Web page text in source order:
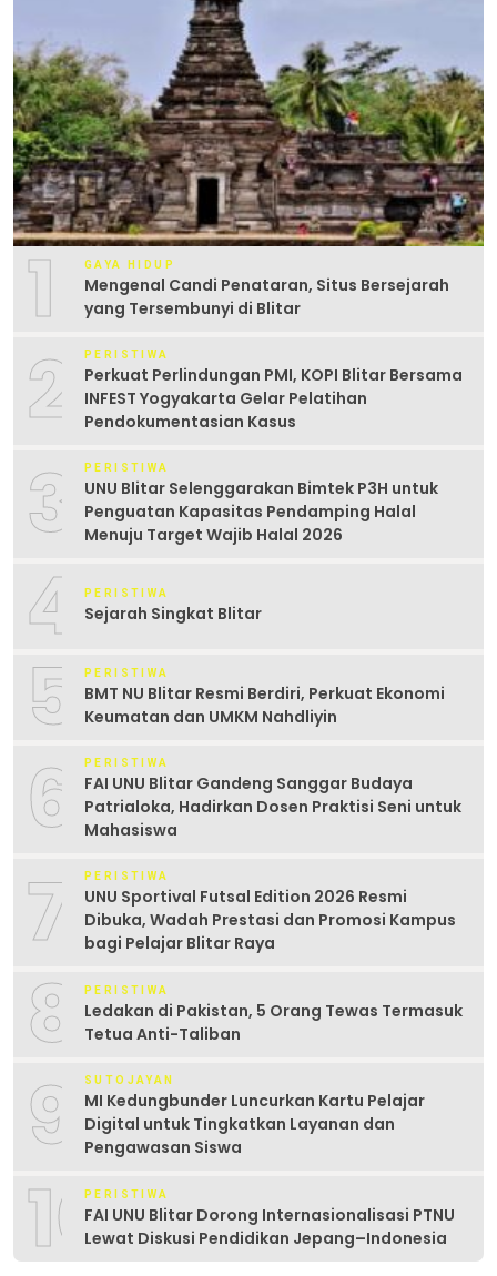
1 GAYA HIDUP
Mengenal Candi Penataran, Situs Bersejarah
yang Tersembunyi di Blitar
2 PERISTIWA
Perkuat Perlindungan PMI, KOPI Blitar Bersama
INFEST Yogyakarta Gelar Pelatihan
Pendokumentasian Kasus
3 PERISTIWA
UNU Blitar Selenggarakan Bimtek P3H untuk
Penguatan Kapasitas Pendamping Halal
Menuju Target Wajib Halal 2026
4 PERISTIWA
Sejarah Singkat Blitar
5 PERISTIWA
BMT NU Blitar Resmi Berdiri, Perkuat Ekonomi
Keumatan dan UMKM Nahdliyin
6 PERISTIWA
FAI UNU Blitar Gandeng Sanggar Budaya
Patrialoka, Hadirkan Dosen Praktisi Seni untuk
Mahasiswa
7 PERISTIWA
UNU Sportival Futsal Edition 2026 Resmi
Dibuka, Wadah Prestasi dan Promosi Kampus
bagi Pelajar Blitar Raya
8 PERISTIWA
Ledakan di Pakistan, 5 Orang Tewas Termasuk
Tetua Anti-Taliban
9 SUTOJAYAN
MI Kedungbunder Luncurkan Kartu Pelajar
Digital untuk Tingkatkan Layanan dan
Pengawasan Siswa
10PERISTIWA
FAI UNU Blitar Dorong Internasionalisasi PTNU
Lewat Diskusi Pendidikan Jepang–Indonesia